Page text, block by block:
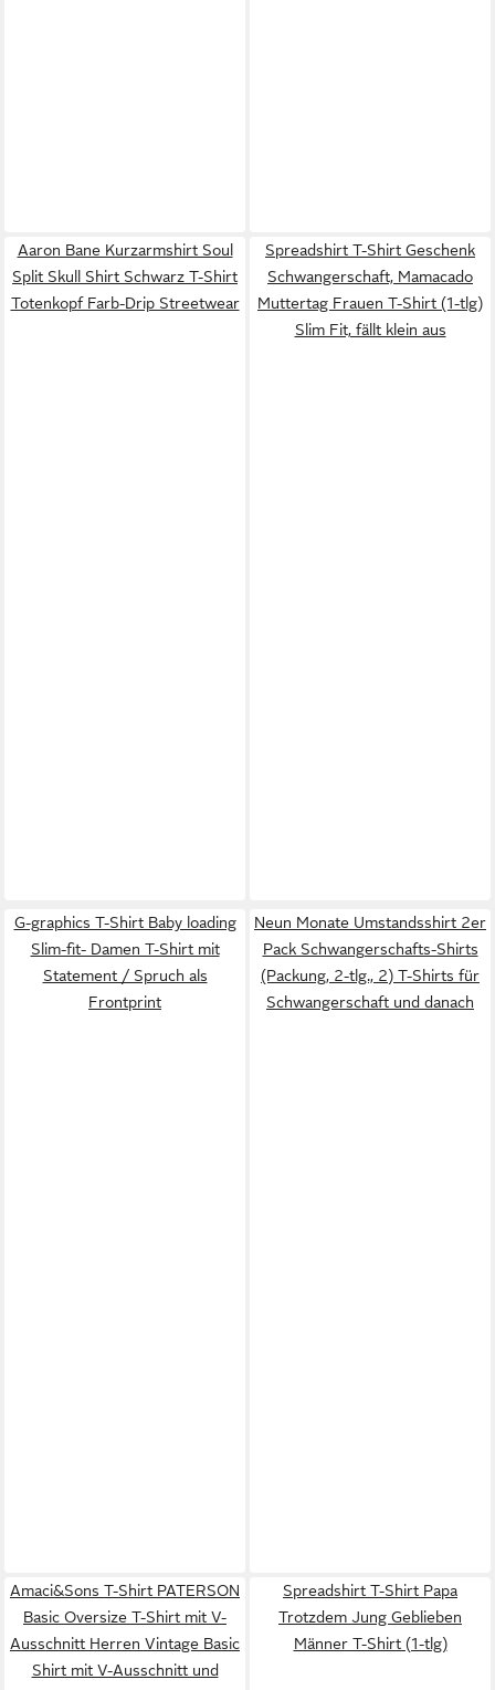
Aaron Bane Kurzarmshirt Soul
Split Skull Shirt Schwarz T-Shirt
Totenkopf Farb-Drip Streetwear
Spreadshirt T-Shirt Geschenk
Schwangerschaft, Mamacado
Muttertag Frauen T-Shirt (1-tlg)
Slim Fit, fällt klein aus
G-graphics T-Shirt Baby loading
Slim-fit- Damen T-Shirt mit
Statement / Spruch als
Frontprint
Neun Monate Umstandsshirt 2er
Pack Schwangerschafts-Shirts
(Packung, 2-tlg., 2) T-Shirts für
Schwangerschaft und danach
Amaci&Sons T-Shirt PATERSON
Basic Oversize T-Shirt mit V-
Ausschnitt Herren Vintage Basic
Shirt mit V-Ausschnitt und
Spreadshirt T-Shirt Papa
Trotzdem Jung Geblieben
Männer T-Shirt (1-tlg)